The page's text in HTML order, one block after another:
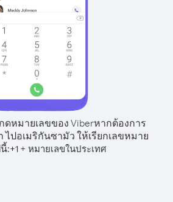
หมายเลขของ Viberหากต้องการ
ไปอเมริกันซามัว ให้เรียกเลขหมาย
:+1 + หมายเลขในประเทศ